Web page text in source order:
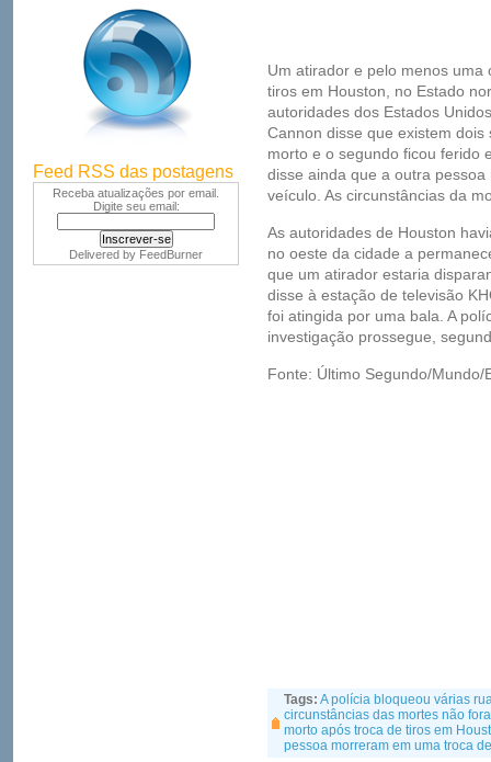
Feed RSS das postagens
Receba atualizações por email.
Digite seu email:
Delivered by FeedBurner
Um atirador e pelo menos
tiros em Houston, no Estado
autoridades dos Estados
Cannon disse que existem
morto e o segundo ficou ferido
disse ainda que a outra
veículo. As circunstâncias da
As autoridades de Houston
no oeste da cidade a
que um atirador estaria
disse à estação de televisão
foi atingida por uma bala. A
investigação prossegue,
Fonte: Último Segundo/Mundo/
Tags: A polícia bloqueou várias
circunstâncias das mortes não
morto após troca de tiros em
pessoa morreram em uma troca